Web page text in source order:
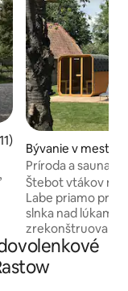
ohodnotenie 4,99 z
Bývanie v meste
g
Príroda a sauna v
dom
Štebot vtákov
Labe priamo pred
slnka nad lúkami:
zrekonštruovaný
malej dedinke s
uprostred
Niedersächsische